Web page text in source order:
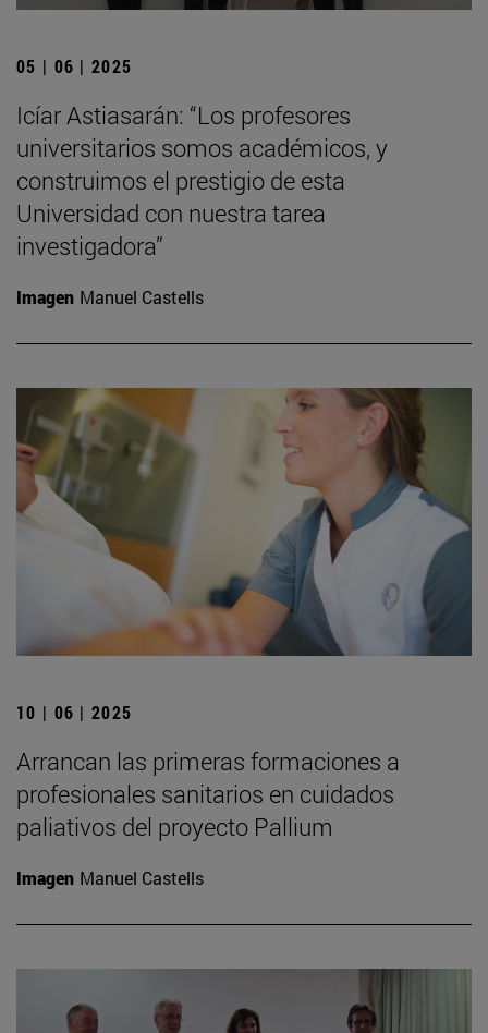
05 | 06 | 2025
Icíar Astiasarán: “Los profesores
universitarios somos académicos, y
construimos el prestigio de esta
Universidad con nuestra tarea
investigadora”
Imagen Manuel Castells
10 | 06 | 2025
Arrancan las primeras formaciones a
profesionales sanitarios en cuidados
paliativos del proyecto Pallium
Imagen Manuel Castells